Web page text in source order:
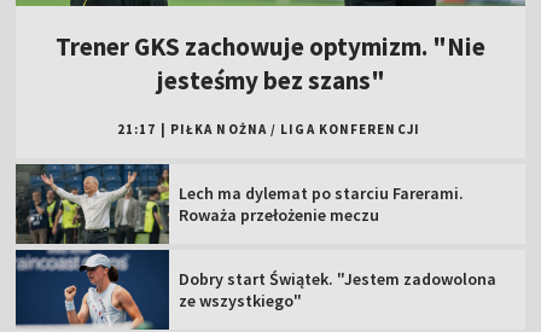
Trener GKS zachowuje optymizm. "Nie
jesteśmy bez szans"
21:17 PIŁKA NOŻNA / LIGA KONFERENCJI
Lech ma dylemat po starciu Farerami.
Roważa przełożenie meczu
Dobry start Świątek. "Jestem zadowolona
ze wszystkiego"